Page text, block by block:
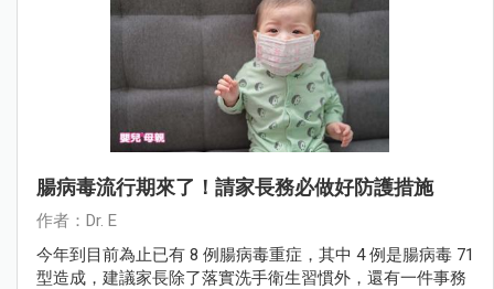
腸病毒流行期來了！請家長務必做好防護措施
作者：Dr. E
今年到目前為止已有 8 例腸病毒重症，其中 4 例是腸病毒 71
型造成，建議家長除了落實洗手衛生習慣外，還有一件事務